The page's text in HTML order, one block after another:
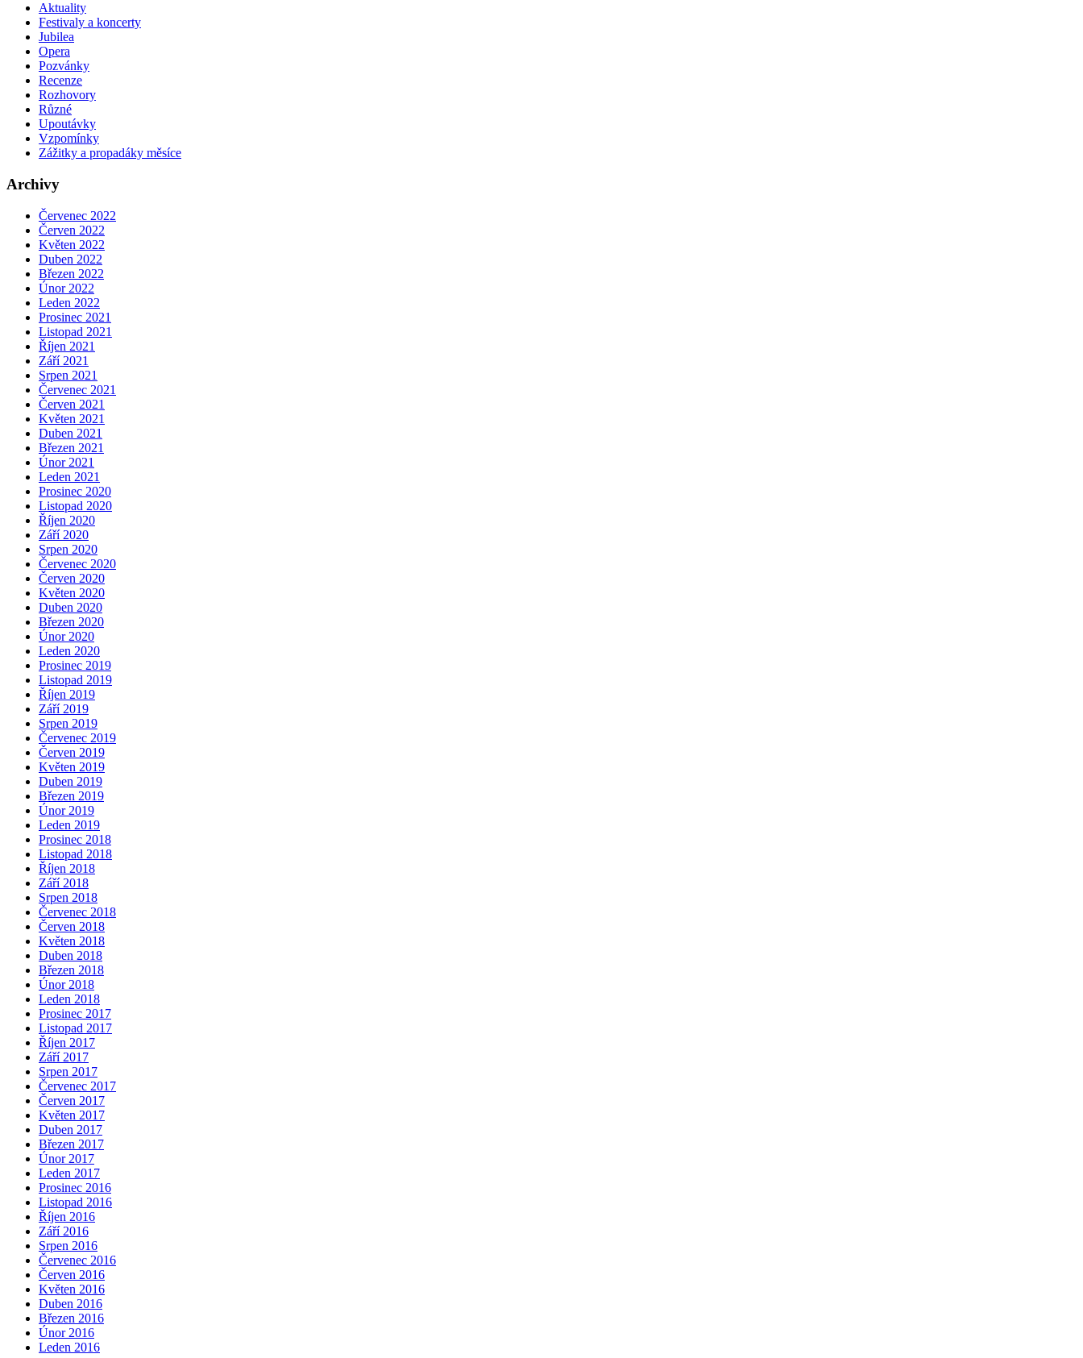
Aktuality
Festivaly a koncerty
Jubilea
Opera
Pozvánky
Recenze
Rozhovory
Různé
Upoutávky
Vzpomínky
Zážitky a propadáky měsíce
Archivy
Červenec 2022
Červen 2022
Květen 2022
Duben 2022
Březen 2022
Únor 2022
Leden 2022
Prosinec 2021
Listopad 2021
Říjen 2021
Září 2021
Srpen 2021
Červenec 2021
Červen 2021
Květen 2021
Duben 2021
Březen 2021
Únor 2021
Leden 2021
Prosinec 2020
Listopad 2020
Říjen 2020
Září 2020
Srpen 2020
Červenec 2020
Červen 2020
Květen 2020
Duben 2020
Březen 2020
Únor 2020
Leden 2020
Prosinec 2019
Listopad 2019
Říjen 2019
Září 2019
Srpen 2019
Červenec 2019
Červen 2019
Květen 2019
Duben 2019
Březen 2019
Únor 2019
Leden 2019
Prosinec 2018
Listopad 2018
Říjen 2018
Září 2018
Srpen 2018
Červenec 2018
Červen 2018
Květen 2018
Duben 2018
Březen 2018
Únor 2018
Leden 2018
Prosinec 2017
Listopad 2017
Říjen 2017
Září 2017
Srpen 2017
Červenec 2017
Červen 2017
Květen 2017
Duben 2017
Březen 2017
Únor 2017
Leden 2017
Prosinec 2016
Listopad 2016
Říjen 2016
Září 2016
Srpen 2016
Červenec 2016
Červen 2016
Květen 2016
Duben 2016
Březen 2016
Únor 2016
Leden 2016